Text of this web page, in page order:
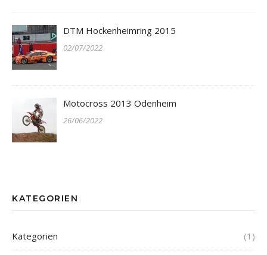
DTM Hockenheimring 2015
02/07/2022
Motocross 2013 Odenheim
26/06/2022
KATEGORIEN
Kategorien (1)